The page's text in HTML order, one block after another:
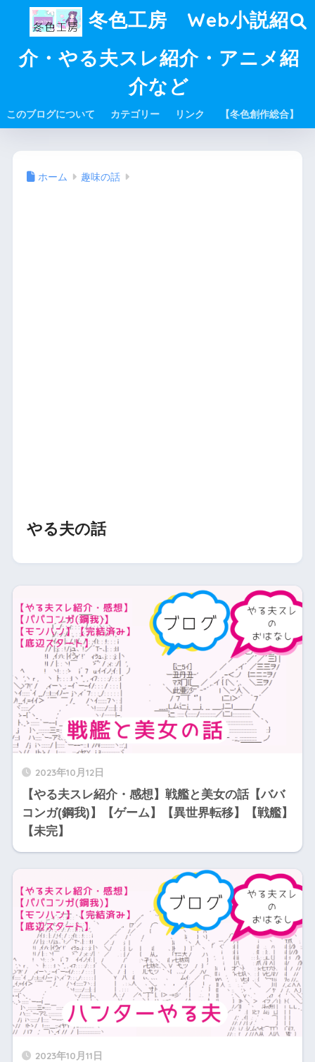
冬色工房 Web小説紹
介・やる夫スレ紹介・アニメ紹
介など
このブログについて カテゴリー リンク 【冬色創作総合】
ホーム 趣味の話
やる夫の話
2023年10月12日
【やる夫スレ紹介・感想】戦艦と美女の話【ババ
コンガ(鋼我)】【ゲーム】【異世界転移】【戦艦】
【未完】
2023年10月11日